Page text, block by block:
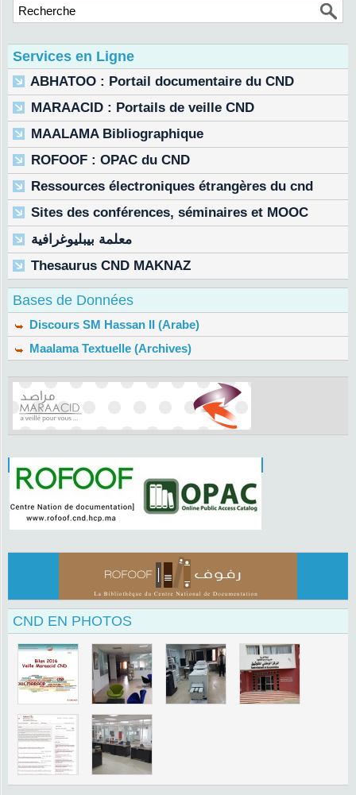
Services en Ligne
ABHATOO : Portail documentaire du CND
MARAACID : Portails de veille CND
MAALAMA Bibliographique
ROFOOF : OPAC du CND
Ressources électroniques étrangères du cnd
Sites des conférences, séminaires et MOOC
معلمة بيبليوغرافية
Thesaurus CND MAKNAZ
Bases de Données
Discours SM Hassan II (Arabe)
Maalama Textuelle (Archives)
CND EN PHOTOS